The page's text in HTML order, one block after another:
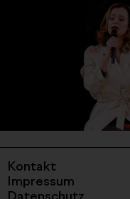
Kontakt
Impressum
Datenschutz